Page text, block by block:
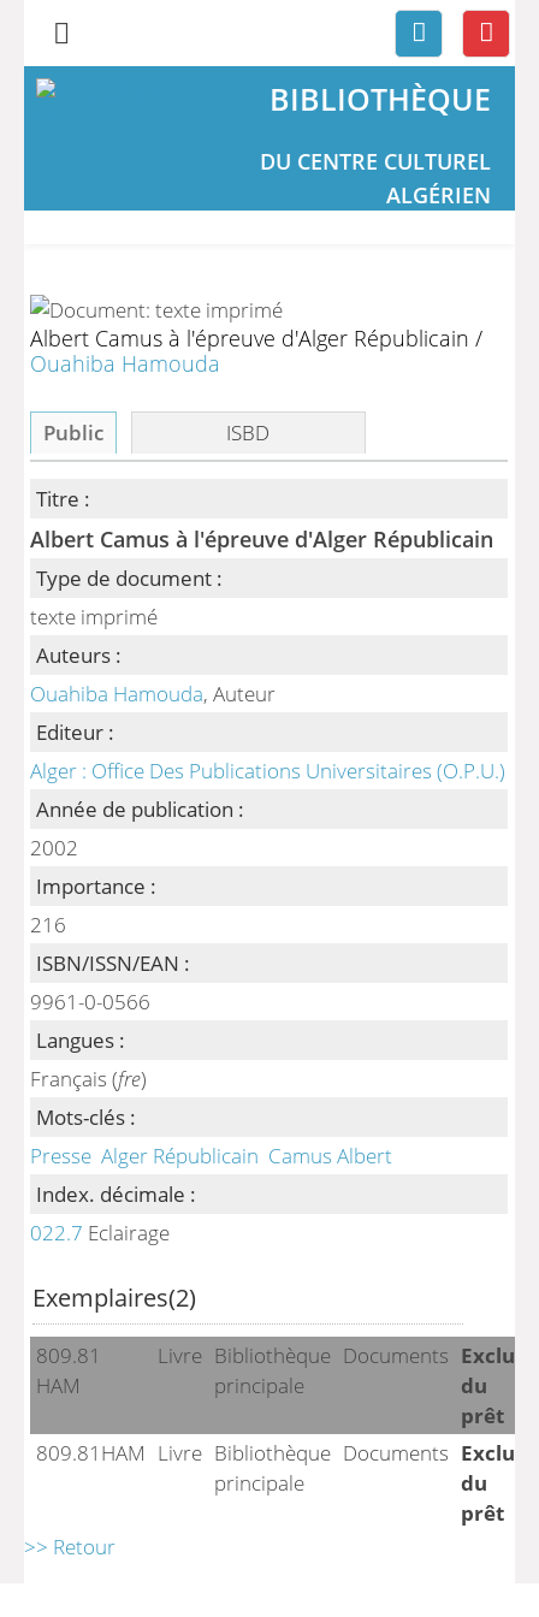
BIBLIOTHÈQUE
DU CENTRE CULTUREL
ALGÉRIEN
Albert Camus à l'épreuve d'Alger Républicain /
Ouahiba Hamouda
Public ISBD
Titre :
Albert Camus à l'épreuve d'Alger Républicain
Type de document :
texte imprimé
Auteurs :
Ouahiba Hamouda, Auteur
Editeur :
Alger : Office Des Publications Universitaires (O.P.U.)
Année de publication :
2002
Importance :
216
ISBN/ISSN/EAN :
9961-0-0566
Langues :
Français (fre)
Mots-clés :
Presse Alger Républicain Camus Albert
Index. décimale :
022.7 Eclairage
Exemplaires(2)
809.81
HAM
Livre Bibliothèque
principale
Documents Exclu
du
prêt
809.81HAM Livre Bibliothèque
principale
Documents Exclu
du
prêt
>> Retour